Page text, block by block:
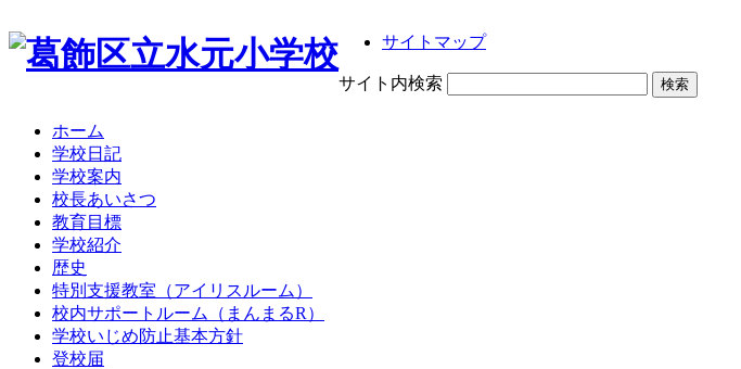
サイトマップ
サイト内検索
ホーム
学校日記
学校案内
校長あいさつ
教育目標
学校紹介
歴史
特別支援教室（アイリスルーム）
校内サポートルーム（まんまるR）
学校いじめ防止基本方針
登校届